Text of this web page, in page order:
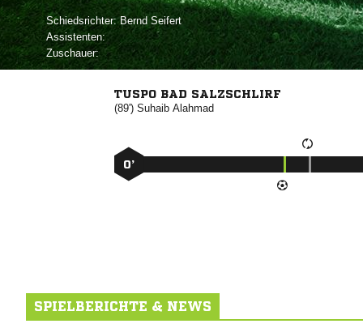
Schiedsrichter: 
Assistenten:
Zuschauer:
TUSPO BAD SALZSCHLIRF
(89') 
0’
SPIELBERICHTE & NEWS